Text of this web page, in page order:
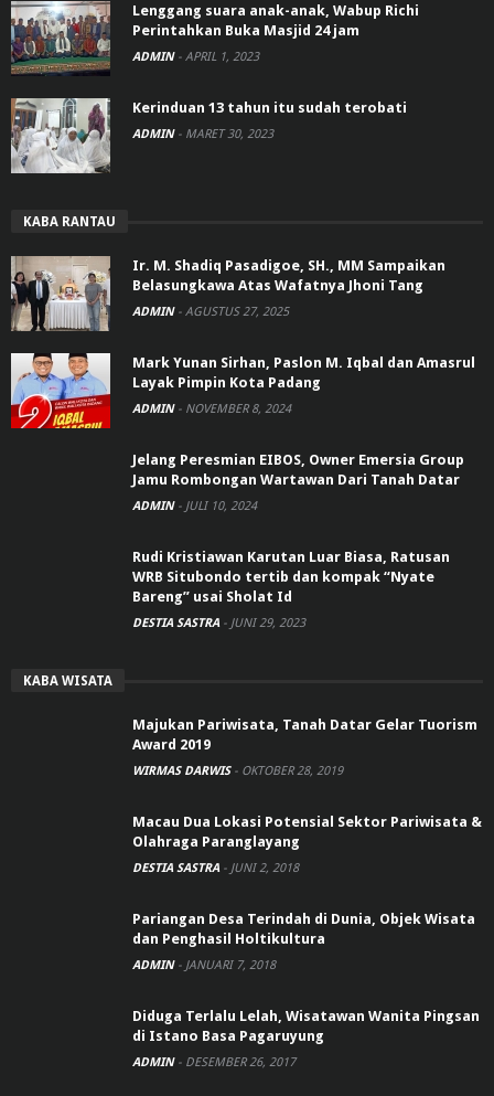
Lenggang suara anak-anak, Wabup Richi
Perintahkan Buka Masjid 24 jam
ADMIN - APRIL 1, 2023
Kerinduan 13 tahun itu sudah terobati
ADMIN - MARET 30, 2023
KABA RANTAU
Ir. M. Shadiq Pasadigoe, SH., MM Sampaikan
Belasungkawa Atas Wafatnya Jhoni Tang
ADMIN - AGUSTUS 27, 2025
Mark Yunan Sirhan, Paslon M. Iqbal dan Amasrul
Layak Pimpin Kota Padang
ADMIN - NOVEMBER 8, 2024
Jelang Peresmian EIBOS, Owner Emersia Group
Jamu Rombongan Wartawan Dari Tanah Datar
ADMIN - JULI 10, 2024
Rudi Kristiawan Karutan Luar Biasa, Ratusan
WRB Situbondo tertib dan kompak “Nyate
Bareng” usai Sholat Id
DESTIA SASTRA - JUNI 29, 2023
KABA WISATA
Majukan Pariwisata, Tanah Datar Gelar Tuorism
Award 2019
WIRMAS DARWIS - OKTOBER 28, 2019
Macau Dua Lokasi Potensial Sektor Pariwisata &
Olahraga Paranglayang
DESTIA SASTRA - JUNI 2, 2018
Pariangan Desa Terindah di Dunia, Objek Wisata
dan Penghasil Holtikultura
ADMIN - JANUARI 7, 2018
Diduga Terlalu Lelah, Wisatawan Wanita Pingsan
di Istano Basa Pagaruyung
ADMIN - DESEMBER 26, 2017